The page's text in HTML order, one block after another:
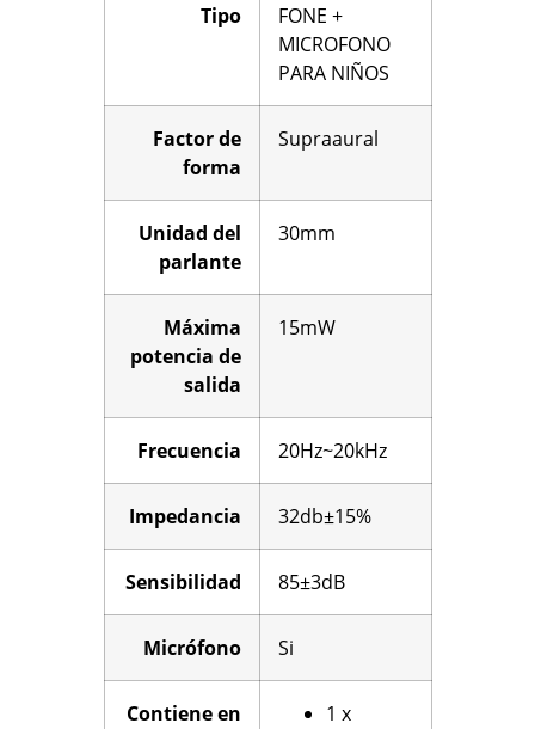
Tipo
FONE +
MICROFONO
PARA NIÑOS
Factor de
forma
Supraaural
Unidad del
parlante
30mm
Máxima
potencia de
salida
15mW
Frecuencia 20Hz~20kHz
Impedancia 32db±15%
Sensibilidad 85±3dB
Micrófono Si
Contiene en
1 x